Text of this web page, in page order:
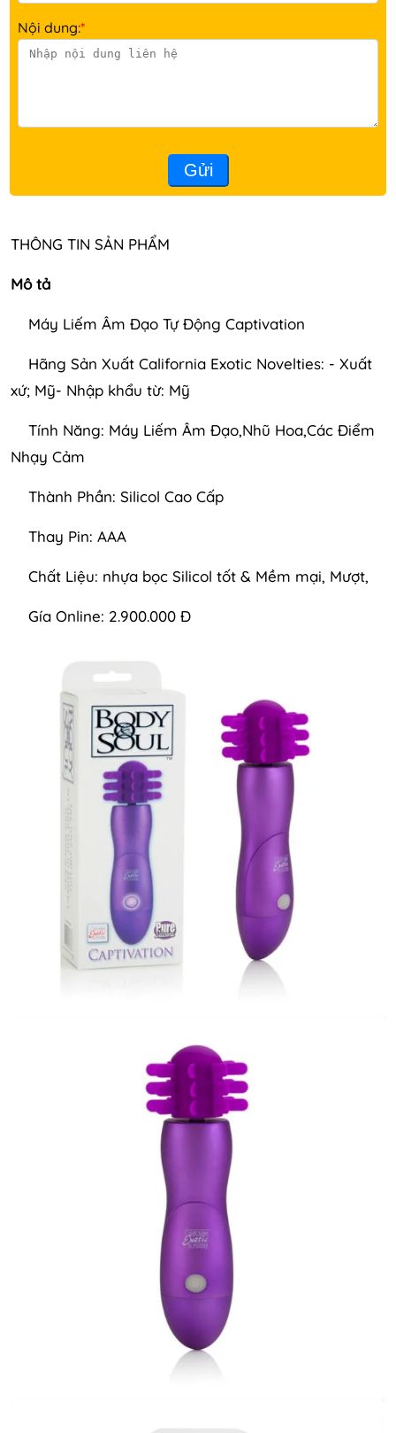
Nội dung:*
Gửi
THÔNG TIN SẢN PHẨM
Mô tả
Máy Liếm Âm Đạo Tự Động Captivation
Hãng Sản Xuất California Exotic Novelties: - Xuất
xứ; Mỹ- Nhập khẩu từ: Mỹ
Tính Năng: Máy Liếm Âm Đạo,Nhũ Hoa,Các Điểm
Nhạy Cảm
Thành Phần: Silicol Cao Cấp
Thay Pin: AAA
Chất Liệu: nhựa bọc Silicol tốt & Mềm mại, Mượt,
Gía Online: 2.900.000 Đ